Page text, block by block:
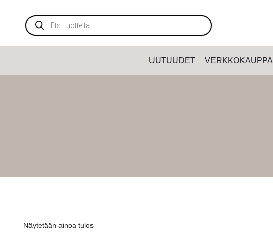
sisältöönProducts
search
UUTUUDET VERKKOKAUPPA
Näytetään ainoa tulos